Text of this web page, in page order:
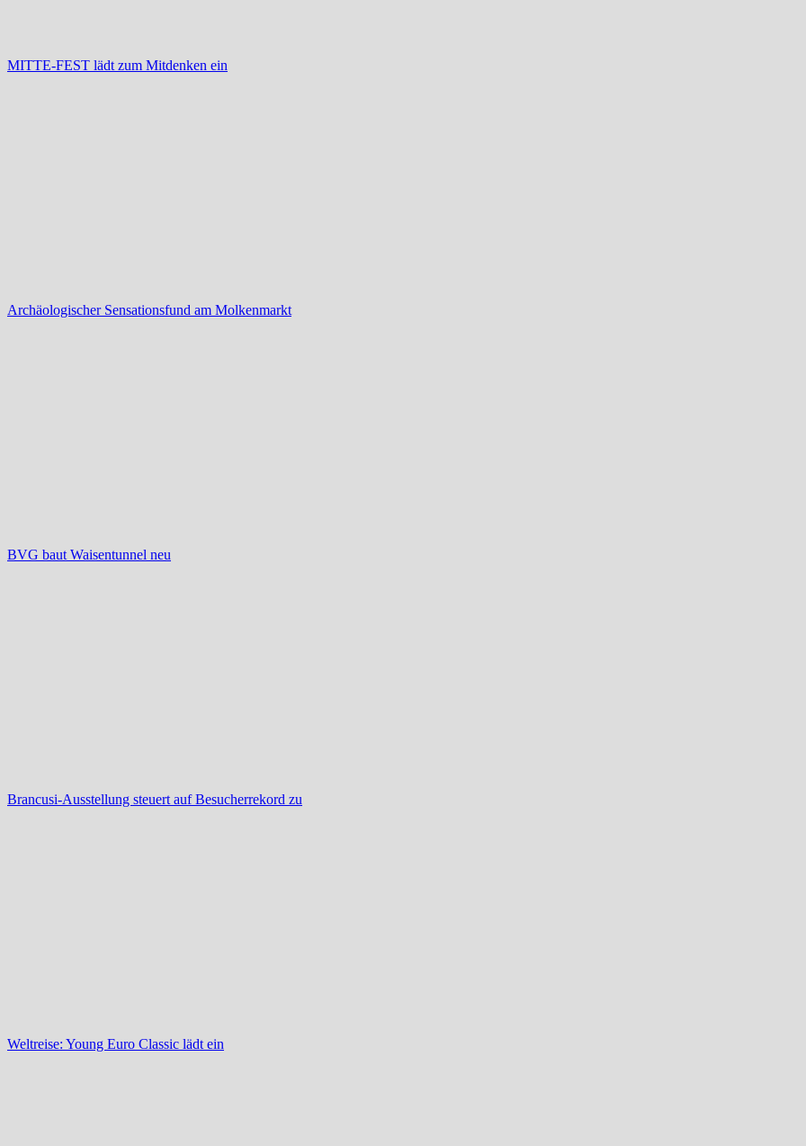
MITTE-FEST lädt zum Mitdenken ein
Archäologischer Sensationsfund am Molkenmarkt
BVG baut Waisentunnel neu
Brancusi-Ausstellung steuert auf Besucherrekord zu
Weltreise: Young Euro Classic lädt ein